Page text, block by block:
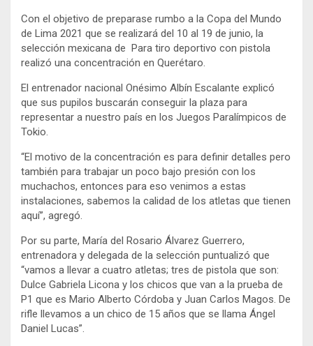
Con el objetivo de preparase rumbo a la Copa del Mundo
de Lima 2021 que se realizará del 10 al 19 de junio, la
selección mexicana de Para tiro deportivo con pistola
realizó una concentración en Querétaro.
El entrenador nacional Onésimo Albín Escalante explicó
que sus pupilos buscarán conseguir la plaza para
representar a nuestro país en los Juegos Paralímpicos de
Tokio.
“El motivo de la concentración es para definir detalles pero
también para trabajar un poco bajo presión con los
muchachos, entonces para eso venimos a estas
instalaciones, sabemos la calidad de los atletas que tienen
aquí”, agregó.
Por su parte, María del Rosario Álvarez Guerrero,
entrenadora y delegada de la selección puntualizó que
“vamos a llevar a cuatro atletas; tres de pistola que son:
Dulce Gabriela Licona y los chicos que van a la prueba de
P1 que es Mario Alberto Córdoba y Juan Carlos Magos. De
rifle llevamos a un chico de 15 años que se llama Ángel
Daniel Lucas”.